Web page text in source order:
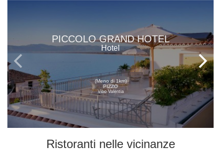
PICCOLO GRAND HOTEL
Hotel
(Meno di 1km)
PIZZO
Vibo Valentia
Ristoranti nelle vicinanze